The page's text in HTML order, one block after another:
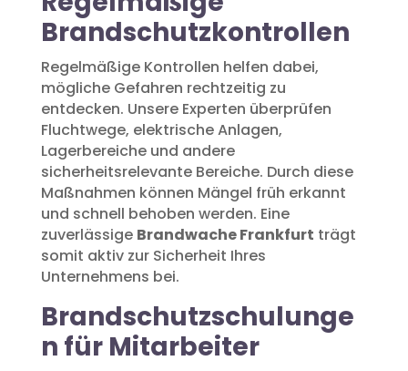
Brandschutzkontrollen
Regelmäßige Kontrollen helfen dabei,
mögliche Gefahren rechtzeitig zu
entdecken. Unsere Experten überprüfen
Fluchtwege, elektrische Anlagen,
Lagerbereiche und andere
sicherheitsrelevante Bereiche. Durch diese
Maßnahmen können Mängel früh erkannt
und schnell behoben werden. Eine
zuverlässige Brandwache Frankfurt trägt
somit aktiv zur Sicherheit Ihres
Unternehmens bei.
Brandschutzschulunge
n für Mitarbeiter